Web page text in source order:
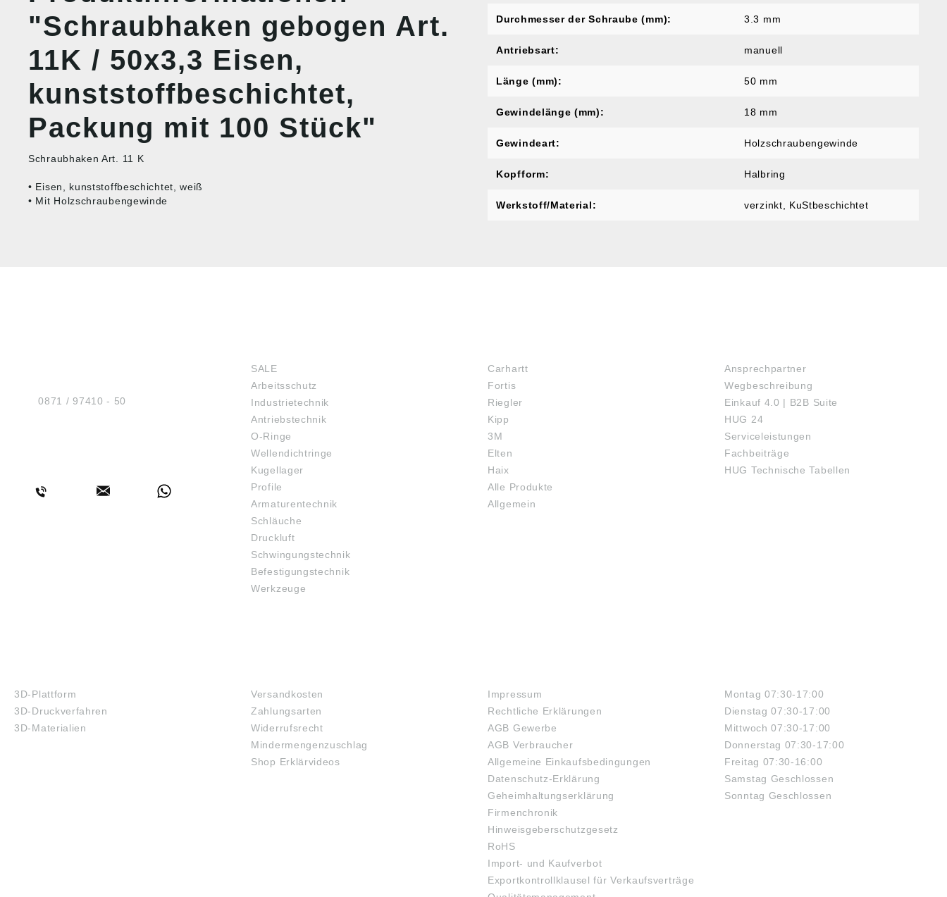
"Schraubhaken gebogen Art.
11K / 50x3,3 Eisen,
kunststoffbeschichtet,
Packung mit 100 Stück"
Schraubhaken Art. 11 K
• Eisen, kunststoffbeschichtet, weiß
• Mit Holzschraubengewinde
Durchmesser der Schraube (mm): 3.3 mm
Antriebsart: manuell
Länge (mm): 50 mm
Gewindelänge (mm): 18 mm
Gewindeart: Holzschraubengewinde
Kopfform: Halbring
Werkstoff/Material: verzinkt, KuStbeschichtet
Tel.:0871 / 97410 - 50
SALE
Arbeitsschutz
Industrietechnik
Antriebstechnik
O-Ringe
Wellendichtringe
Kugellager
Profile
Armaturentechnik
Schläuche
Druckluft
Schwingungstechnik
Befestigungstechnik
Werkzeuge
Carhartt
Fortis
Riegler
Kipp
3M
Elten
Haix
Alle Produkte
Allgemein
Ansprechpartner
Wegbeschreibung
Einkauf 4.0 | B2B Suite
HUG 24
Serviceleistungen
Fachbeiträge
HUG Technische Tabellen
3D-Plattform
3D-Druckverfahren
3D-Materialien
Versandkosten
Zahlungsarten
Widerrufsrecht
Mindermengenzuschlag
Shop Erklärvideos
Impressum
Rechtliche Erklärungen
AGB Gewerbe
AGB Verbraucher
Allgemeine Einkaufsbedingungen
Datenschutz-Erklärung
Geheimhaltungserklärung
Firmenchronik
Hinweisgeberschutzgesetz
RoHS
Import- und Kaufverbot
Exportkontrollklausel für Verkaufsverträge
Montag 07:30-17:00
Dienstag 07:30-17:00
Mittwoch 07:30-17:00
Donnerstag 07:30-17:00
Freitag 07:30-16:00
Samstag Geschlossen
Sonntag Geschlossen